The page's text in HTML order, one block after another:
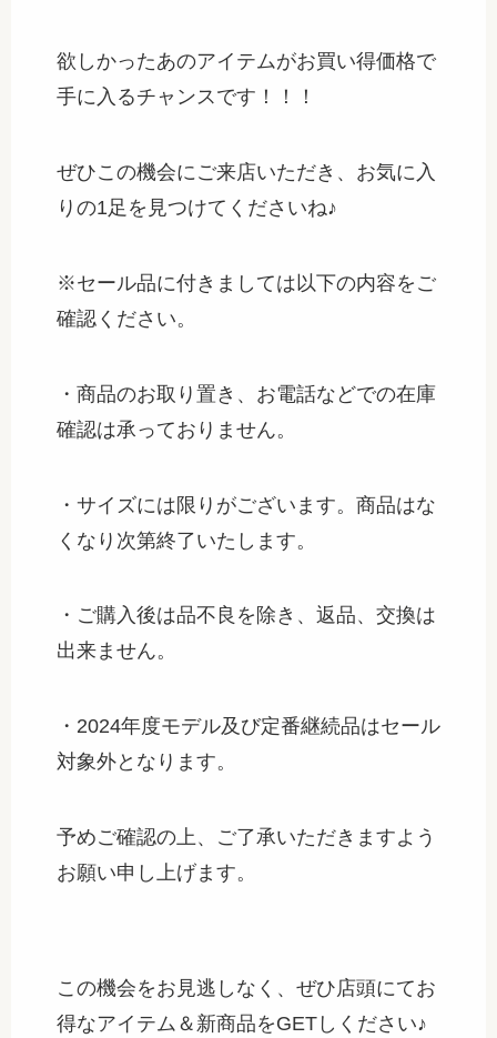
欲しかったあのアイテムがお買い得価格で
手に入るチャンスです！！！
ぜひこの機会にご来店いただき、お気に入
りの1足を見つけてくださいね♪
※セール品に付きましては以下の内容をご
確認ください。
・商品のお取り置き、お電話などでの在庫
確認は承っておりません。
・サイズには限りがございます。商品はな
くなり次第終了いたします。
・ご購入後は品不良を除き、返品、交換は
出来ません。
・2024年度モデル及び定番継続品はセール
対象外となります。
予めご確認の上、ご了承いただきますよう
お願い申し上げます。
この機会をお見逃しなく、ぜひ店頭にてお
得なアイテム＆新商品をGETしください♪